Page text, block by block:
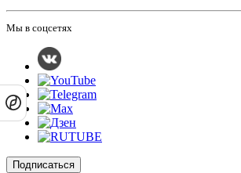
Мы в соцсетях
Подписаться